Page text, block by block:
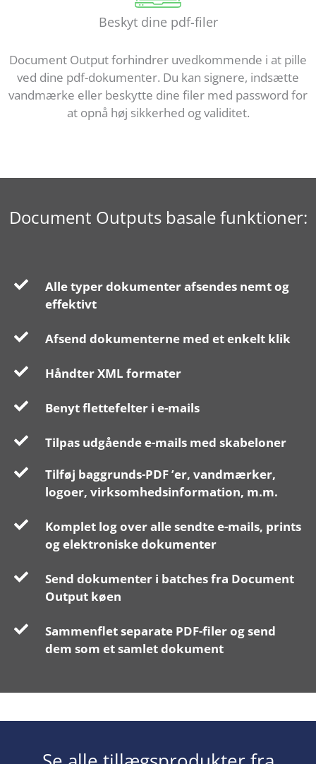
Beskyt dine pdf-filer
Document Output forhindrer uvedkommende i at pille
ved dine pdf-dokumenter. Du kan signere, indsætte
vandmærke eller beskytte dine filer med password for
at opnå høj sikkerhed og validitet.
Document Outputs basale funktioner:
Alle typer dokumenter afsendes nemt og
effektivt
Afsend dokumenterne med et enkelt klik
Håndter XML formater
Benyt flettefelter i e-mails
Tilpas udgående e-mails med skabeloner
Tilføj baggrunds-PDF ’er, vandmærker,
logoer, virksomhedsinformation, m.m.
Komplet log over alle sendte e-mails, prints
og elektroniske dokumenter
Send dokumenter i batches fra Document
Output køen
Sammenflet separate PDF-filer og send
dem som et samlet dokument